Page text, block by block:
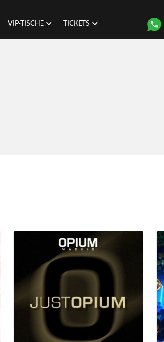
VIP-TISCHE TICKETS